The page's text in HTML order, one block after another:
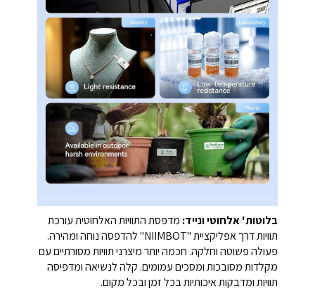
בלוטות' אלחוטי ונייד: מדפסת התוויות האלחוטית עורכת
תוויות דרך אפליקציית "NIIMBOT" להדפסה נוחה ומהירה.
פעולה פשוטה וחלקה. חכמה יותר מיצרני תוויות מסורתיים עם
מקלדות מסובכות ומסכים עמומים. קלה לנשיאה ומדפיסה
תוויות ומדבקות איכותיות בכל זמן ובכל מקום.